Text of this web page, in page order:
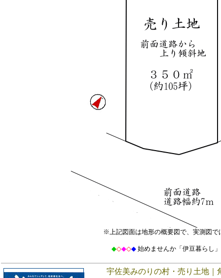
※上記図面は地形の概要図で、実測図で
◆◇◆◇◆ 始めませんか「伊豆暮らし
宇佐美みのりの村・売り土地